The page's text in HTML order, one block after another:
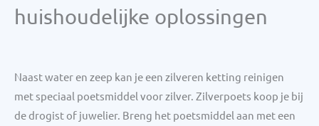
huishoudelijke oplossingen
Naast water en zeep kan je een zilveren ketting reinigen
met speciaal poetsmiddel voor zilver. Zilverpoets koop je bij
de drogist of juwelier. Breng het poetsmiddel aan met een